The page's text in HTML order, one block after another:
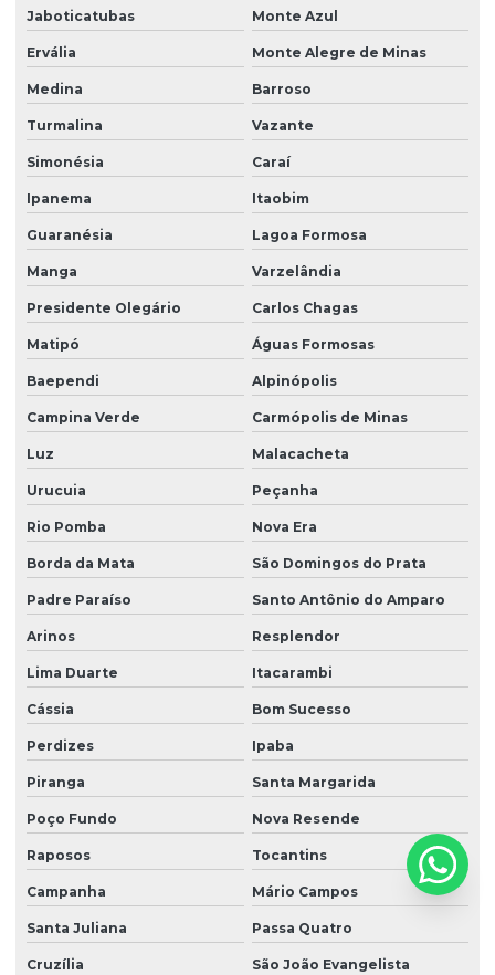
Jaboticatubas Monte Azul
Ervália Monte Alegre de Minas
Medina Barroso
Turmalina Vazante
Simonésia Caraí
Ipanema Itaobim
Guaranésia Lagoa Formosa
Manga Varzelândia
Presidente Olegário Carlos Chagas
Matipó Águas Formosas
Baependi Alpinópolis
Campina Verde Carmópolis de Minas
Luz Malacacheta
Urucuia Peçanha
Rio Pomba Nova Era
Borda da Mata São Domingos do Prata
Padre Paraíso Santo Antônio do Amparo
Arinos Resplendor
Lima Duarte Itacarambi
Cássia Bom Sucesso
Perdizes Ipaba
Piranga Santa Margarida
Poço Fundo Nova Resende
Raposos Tocantins
Campanha Mário Campos
Santa Juliana Passa Quatro
Cruzília São João Evangelista